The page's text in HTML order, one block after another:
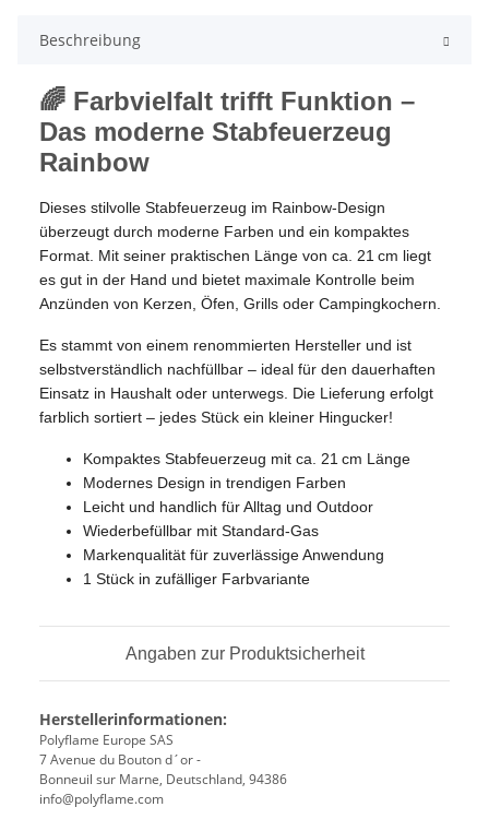
Beschreibung
🌈 Farbvielfalt trifft Funktion –
Das moderne Stabfeuerzeug
Rainbow
Dieses stilvolle Stabfeuerzeug im Rainbow-Design
überzeugt durch moderne Farben und ein kompaktes
Format. Mit seiner praktischen Länge von ca. 21 cm liegt
es gut in der Hand und bietet maximale Kontrolle beim
Anzünden von Kerzen, Öfen, Grills oder Campingkochern.
Es stammt von einem renommierten Hersteller und ist
selbstverständlich nachfüllbar – ideal für den dauerhaften
Einsatz in Haushalt oder unterwegs. Die Lieferung erfolgt
farblich sortiert – jedes Stück ein kleiner Hingucker!
Kompaktes Stabfeuerzeug mit ca. 21 cm Länge
Modernes Design in trendigen Farben
Leicht und handlich für Alltag und Outdoor
Wiederbefüllbar mit Standard-Gas
Markenqualität für zuverlässige Anwendung
1 Stück in zufälliger Farbvariante
Angaben zur Produktsicherheit
Herstellerinformationen:
Polyflame Europe SAS
7 Avenue du Bouton d´or -
Bonneuil sur Marne, Deutschland, 94386
info@polyflame.com